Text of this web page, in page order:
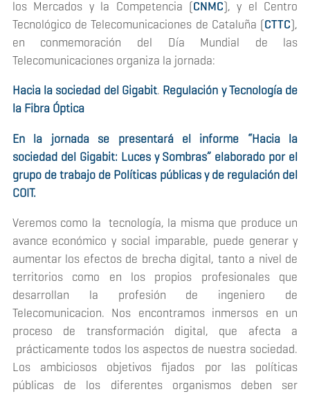
los Mercados y la Competencia (CNMC), y el Centro
Tecnológico de Telecomunicaciones de Cataluña (CTTC),
en conmemoración del Día Mundial de las
Telecomunicaciones organiza la jornada:
Hacia la sociedad del Gigabit. Regulación y Tecnología de
la Fibra Óptica
En la jornada se presentará el informe “Hacia la
sociedad del Gigabit: Luces y Sombras” elaborado por el
grupo de trabajo de Políticas públicas y de regulación del
COIT.
Veremos como la tecnología, la misma que produce un
avance económico y social imparable, puede generar y
aumentar los efectos de brecha digital, tanto a nivel de
territorios como en los propios profesionales que
desarrollan la profesión de ingeniero de
Telecomunicacion. Nos encontramos inmersos en un
proceso de transformación digital, que afecta a
prácticamente todos los aspectos de nuestra sociedad.
Los ambiciosos objetivos fijados por las políticas
públicas de los diferentes organismos deben ser